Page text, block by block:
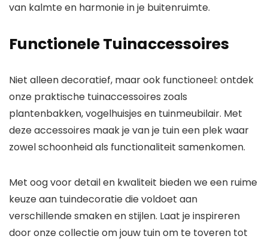
van kalmte en harmonie in je buitenruimte.
Functionele Tuinaccessoires
Niet alleen decoratief, maar ook functioneel: ontdek
onze praktische tuinaccessoires zoals
plantenbakken, vogelhuisjes en tuinmeubilair. Met
deze accessoires maak je van je tuin een plek waar
zowel schoonheid als functionaliteit samenkomen.
Met oog voor detail en kwaliteit bieden we een ruime
keuze aan tuindecoratie die voldoet aan
verschillende smaken en stijlen. Laat je inspireren
door onze collectie om jouw tuin om te toveren tot